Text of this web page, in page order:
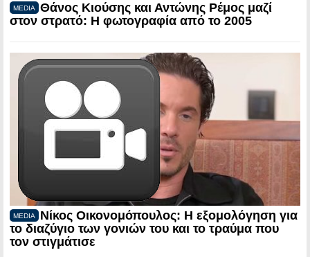
MEDIA
Θάνος Κιούσης και Αντώνης Ρέμος μαζί
στον στρατό: Η φωτογραφία από το 2005
MEDIA
Νίκος Οικονομόπουλος: Η εξομολόγηση για
το διαζύγιο των γονιών του και το τραύμα που
τον στιγμάτισε